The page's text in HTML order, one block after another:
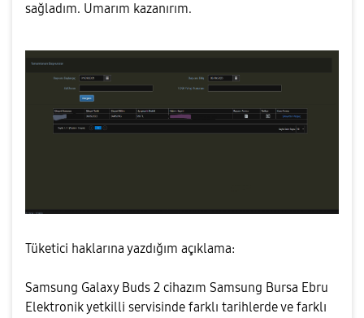
sağladım. Umarım kazanırım.
Tüketici haklarına yazdığım açıklama:
Samsung Galaxy Buds 2 cihazım Samsung Bursa Ebru
Elektronik yetkilli servisinde farklı tarihlerde ve farklı